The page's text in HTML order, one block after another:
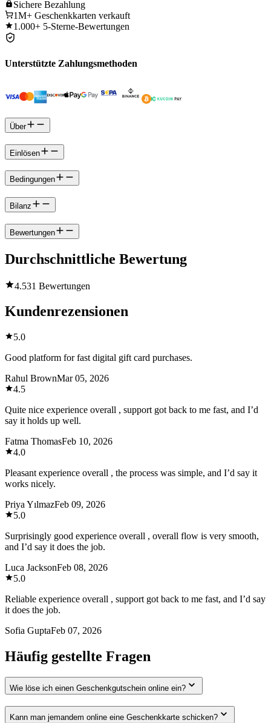
Sichere Bezahlung
1M+ Geschenkkarten verkauft
1.000+ 5-Sterne-Bewertungen
Unterstützte Zahlungsmethoden
Über
Einlösen
Bedingungen
Bilanz
Bewertungen
Durchschnittliche Bewertung
4.531 Bewertungen
Kundenrezensionen
5.0
Good platform for fast digital gift card purchases.
Rahul BrownMar 05, 2026
4.5
Quite nice experience overall , support got back to me fast, and I’d
say it holds up well.
Fatma ThomasFeb 10, 2026
4.0
Pleasant experience overall , the process was simple, and I’d say it
works nicely.
Priya YılmazFeb 09, 2026
5.0
Surprisingly good experience overall , overall flow is very smooth,
and I’d say it does the job.
Luca JacksonFeb 08, 2026
5.0
Reliable experience overall , support got back to me fast, and I’d say
it does the job.
Sofia GuptaFeb 07, 2026
Häufig gestellte Fragen
Wie löse ich einen Geschenkgutschein online ein?
Kann man jemandem online eine Geschenkkarte schicken?